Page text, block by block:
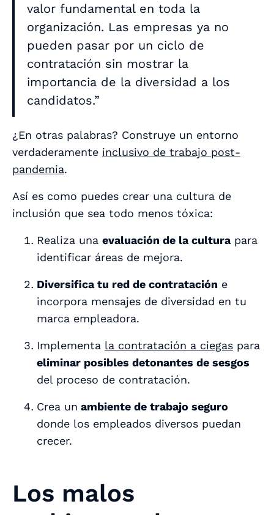
valor fundamental en toda la
organización. Las empresas ya no
pueden pasar por un ciclo de
contratación sin mostrar la
importancia de la diversidad a los
candidatos.”
¿En otras palabras? Construye un entorno
verdaderamente inclusivo de trabajo post-
pandemia.
Así es como puedes crear una cultura de
inclusión que sea todo menos tóxica:
Realiza una evaluación de la culturapara
identificar áreas de mejora.
Diversifica tu red de contratación e
incorpora mensajes de diversidad en tu
marca empleadora.
Implementa la contratación a ciegas para
eliminar posibles detonantes de sesgos
del proceso de contratación.
Crea un ambiente de trabajo seguro
donde los empleados diversos puedan
crecer.
Los malos